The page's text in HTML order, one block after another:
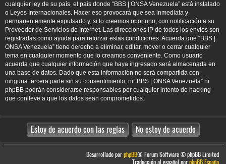
cualquier ley de su país, el país donde “BBS | ONSA Venezuela” está instalado
o Leyes Internacionales. Hacer eso provocará que sea inmediata y
permanentemente expulsado y, si lo creemos oportuno, con notificación a su
Proveedor de Servicios de Internet. Las direcciones IP de todos los envíos son
registradas como ayuda para reforzar estas condiciones. Acuerda que “BBS |
ONSA Venezuela” tiene derecho a eliminar, editar, mover o cerrar cualquier
tema en cualquier momento que lo creamos conveniente. Como usuario
acuerda que cualquier información que haya ingresado será almacenada en
una base de datos. Dado que esta información no será compartida con
ninguna tercera parte sin su consentimiento, ni “BBS | ONSA Venezuela” ni
phpBB podrán considerarse responsables por cualquier intento de hacking
que conlleve a que los datos sean comprometidos.
Desarrollado porphpBB® Forum Software © phpBB Limited
Traducción al español porphpBB España